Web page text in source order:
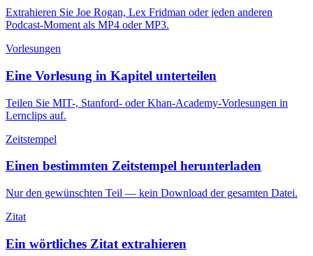
Extrahieren Sie Joe Rogan, Lex Fridman oder jeden anderen
Podcast-Moment als MP4 oder MP3.
Vorlesungen
Eine Vorlesung in Kapitel unterteilen
Teilen Sie MIT-, Stanford- oder Khan-Academy-Vorlesungen in
Lernclips auf.
Zeitstempel
Einen bestimmten Zeitstempel herunterladen
Nur den gewünschten Teil — kein Download der gesamten Datei.
Zitat
Ein wörtliches Zitat extrahieren